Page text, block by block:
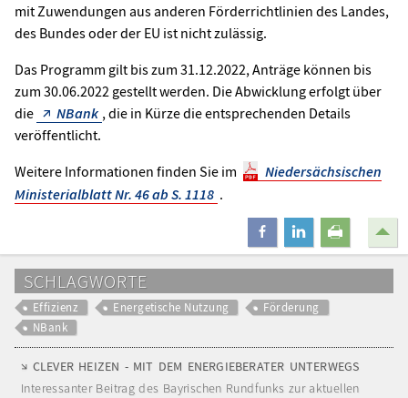
mit Zuwendungen aus anderen Förderrichtlinien des Landes,
des Bundes oder der EU ist nicht zulässig.
Das Programm gilt bis zum 31.12.2022, Anträge können bis
zum 30.06.2022 gestellt werden. Die Abwicklung erfolgt über
die
NBank , die in Kürze die entsprechenden Details
veröffentlicht.
Weitere Informationen finden Sie im
Niedersächsischen
Ministerialblatt Nr. 46 ab S. 1118 .
teilen mitteilendrucken
SCHLAGWORTE
Effizienz Energetische Nutzung
Förderung
NBank
CLEVER HEIZEN - MIT DEM ENERGIEBERATER UNTERWEGS
Interessanter Beitrag des Bayrischen Rundfunks zur aktuellen